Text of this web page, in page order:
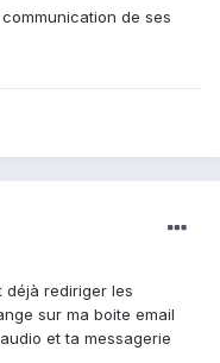
de ses
déjà rediriger les
sur ma boite email
et ta messagerie